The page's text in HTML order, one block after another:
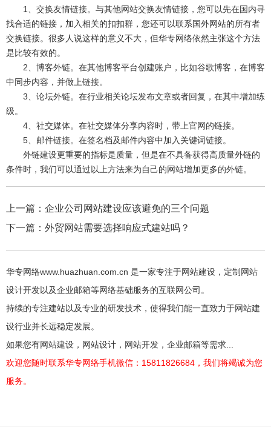
1、交换友情链接。与其他网站交换友情链接，您可以先在国内寻
找合适的链接，加入相关的扣扣群，您还可以联系国外网站的所有者
交换链接。很多人说这样的意义不大，但华专网络依然主张这个方法
是比较有效的。
2、博客外链。在其他博客平台创建账户，比如谷歌博客，在博客
中同步内容，并做上链接。
3、论坛外链。在行业相关论坛发布文章或者回复，在其中增加练
级。
4、社交媒体。在社交媒体分享内容时，带上官网的链接。
5、邮件链接。在签名档及邮件内容中加入关键词链接。
外链建设更重要的指标是质量，但是在不具备获得高质量外链的
条件时，我们可以通过以上方法来为自己的网站增加更多的外链。
上一篇： 企业公司网站建设应该避免的三个问题
下一篇： 外贸网站需要选择响应式建站吗？
华专网络www.huazhuan.com.cn 是一家专注于网站建设，定制网站
设计开发以及企业邮箱等网络基础服务的互联网公司。
持续的专注建站以及专业的研发技术，使得我们能一直致力于网站建
设行业并长远稳定发展。
如果您有网站建设，网站设计，网站开发，企业邮箱等需求...
欢迎您随时联系华专网络手机微信：15811826684，我们将竭诚为您
服务。